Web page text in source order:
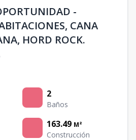
-
CANA
HORD ROCK.
2
Baños
163.49 M²
Construcción